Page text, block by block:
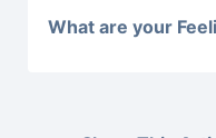
What are your